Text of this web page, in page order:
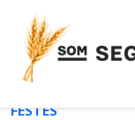
FESTES